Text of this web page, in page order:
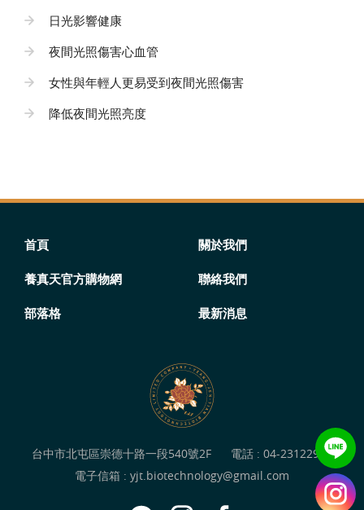
日光影響健康
夜間光照傷害心血管
女性與年輕人更易受到夜間光照傷害
降低夜間光照亮度
首頁 關於我們
養真天官方購物網 聯絡我們
部落格 最新消息
台中市北屯區崇德十路一段540號2F 電話 : 04-23122949
電子信箱 : yjt.biotechnology@gmail.com